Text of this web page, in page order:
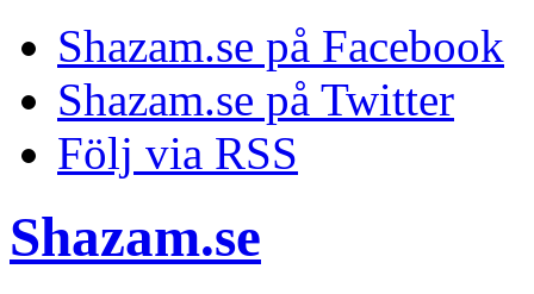
Shazam.se på Facebook
Shazam.se på Twitter
Följ via RSS
Shazam.se